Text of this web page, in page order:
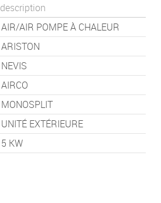
description
AIR/AIR POMPE À CHALEUR
ARISTON
NEVIS
AIRCO
MONOSPLIT
UNITÉ EXTÉRIEURE
5 KW